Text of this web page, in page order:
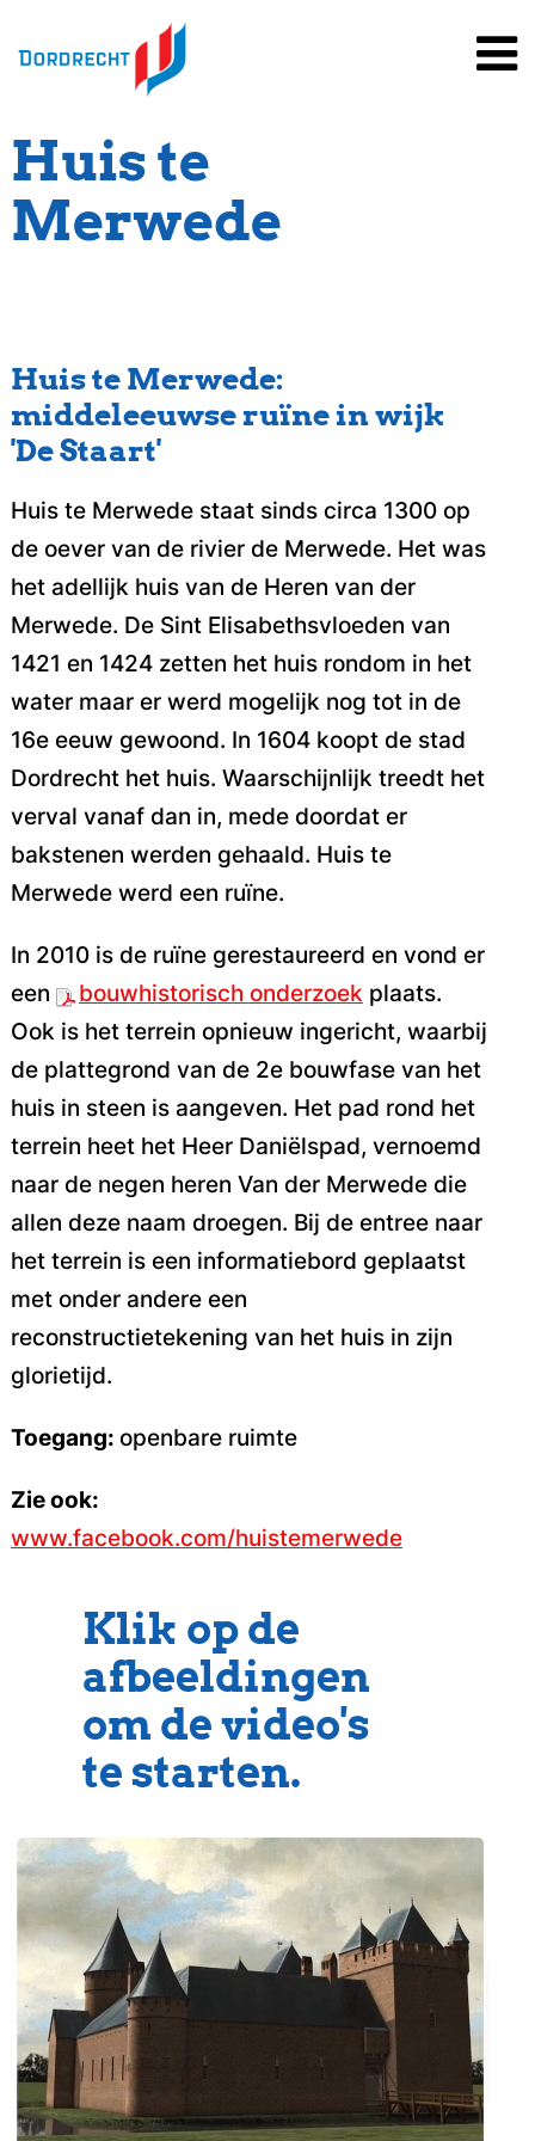
naar
Huis te
Merwede
Huis te Merwede:
middeleeuwse ruïne in wijk
'De Staart'
Huis te Merwede staat sinds circa 1300 op
de oever van de rivier de Merwede. Het was
het adellijk huis van de Heren van der
Merwede. De Sint Elisabethsvloeden van
1421 en 1424 zetten het huis rondom in het
water maar er werd mogelijk nog tot in de
16e eeuw gewoond. In 1604 koopt de stad
Dordrecht het huis. Waarschijnlijk treedt het
verval vanaf dan in, mede doordat er
bakstenen werden gehaald. Huis te
Merwede werd een ruïne.
In 2010 is de ruïne gerestaureerd en vond er
een
bouwhistorisch onderzoek plaats.
Ook is het terrein opnieuw ingericht, waarbij
de plattegrond van de 2e bouwfase van het
huis in steen is aangeven. Het pad rond het
terrein heet het Heer Daniëlspad, vernoemd
naar de negen heren Van der Merwede die
allen deze naam droegen. Bij de entree naar
het terrein is een informatiebord geplaatst
met onder andere een
reconstructietekening van het huis in zijn
glorietijd.
Toegang: openbare ruimte
Zie ook:
www.facebook.com/huistemerwede
Klik op de
afbeeldingen
om de video's
te starten.